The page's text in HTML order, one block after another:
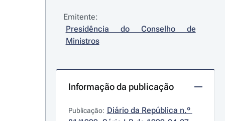
Emitente:
Presidência do Conselho de
Ministros
Informação da publicação
Publicação: Diário da República n.º